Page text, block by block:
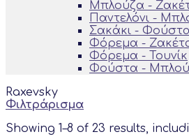
Μπλούζα -
Παντελόνι -
Σακάκι -
Φόρεμα -
Φόρεμα - Τουνίκ
Φούστα -
Raxevsky
Φιλτράρισμα
Showing 1–8 of 23 results,